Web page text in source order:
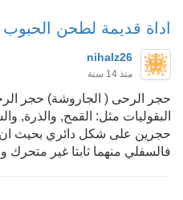
اداة قديمة لطحن
nihalz26
منذ 14 سنة
حجر الرحى ( الجاروشة) حجر
البقوليات مثل: القمح, والذرة,
حجرين على شكل دائري بحيث ان
فالسفلي منهما ثابتا غير متحرك